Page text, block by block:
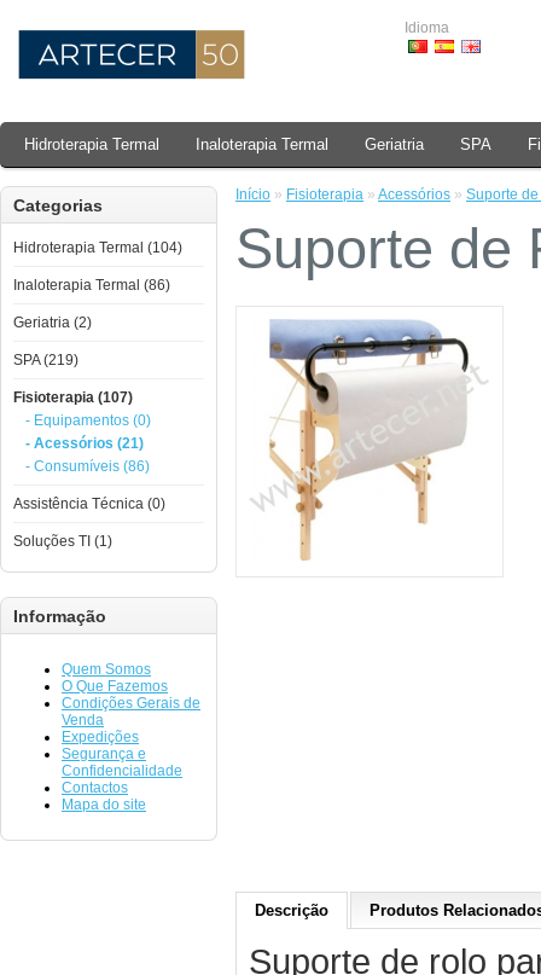
Idioma
Hidroterapia Termal Inaloterapia Termal Geriatria SPA
Categorias
Hidroterapia Termal (104)
Inaloterapia Termal (86)
Geriatria (2)
SPA (219)
Fisioterapia (107)
- Equipamentos (0)
- Acessórios (21)
- Consumíveis (86)
Assistência Técnica (0)
Soluções TI (1)
Informação
Quem Somos
O Que Fazemos
Condições Gerais de
Venda
Expedições
Segurança e
Confidencialidade
Contactos
Mapa do site
Início » Fisioterapia » Acessórios » Suporte
Suporte de
Descrição Produtos
Suporte de rolo